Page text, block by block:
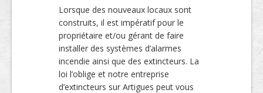
Lorsque des nouveaux locaux sont
construits, il est impératif pour le
propriétaire et/ou gérant de faire
installer des systèmes d’alarmes
incendie ainsi que des extincteurs. La
loi l’oblige et notre entreprise
d’extincteurs sur Artigues peut vous